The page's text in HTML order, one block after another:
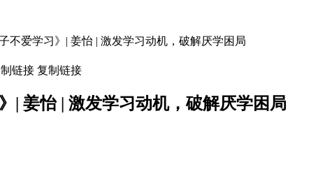
不爱学习》| 姜怡 | 激发学习动机，破解厌学困局
链接 复制链接
| 姜怡 | 激发学习动机，破解厌学困局